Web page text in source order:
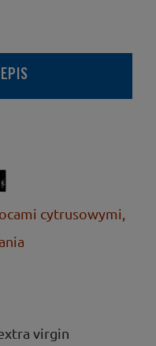
cytrusowymi,
virgin